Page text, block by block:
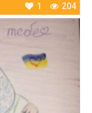
204
1